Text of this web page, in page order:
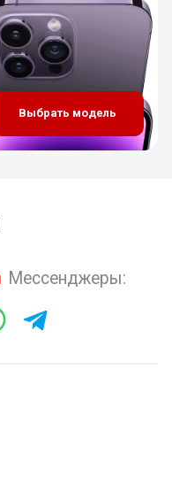
Выбрать модель
Мессенджеры: